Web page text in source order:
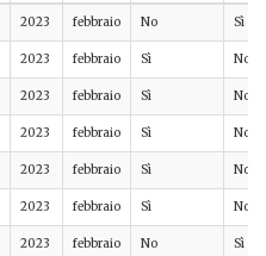
2023 febbraio No Sì
2023 febbraio Sì No
2023 febbraio Sì No
2023 febbraio Sì No
2023 febbraio Sì No
2023 febbraio Sì No
2023 febbraio No Sì